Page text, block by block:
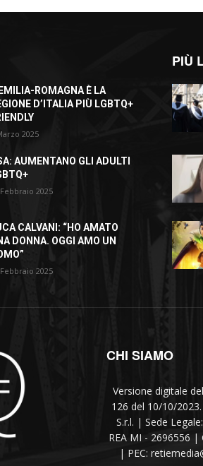
ROMAGNA È LA
D’ITALIA PIÙ LGBTQ+
2025
AUMENTANO GLI ADULTI
2025
CALVANI: “HO AMATO
DONNA. OGGI AMO UN
2025
PIÙ
CHI SIAMO
Versione digitale
126 del 10/10/
S.r.l. | Sede
REA MI - 2696556 |
| PEC: